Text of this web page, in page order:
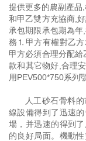
提供更多的農副產品
和甲乙雙方充協商,
承包期限承包期為
務⒈甲方有權對乙方
甲方必須合理分配
款和其它物好,合理
用PEV500*750系列
人工砂石骨料
線設備得到了迅速
場，并迅速的得到
的良好局面。機動